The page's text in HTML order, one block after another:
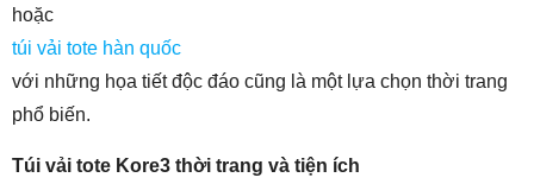
hoặc
túi vải tote hàn quốc
với những họa tiết độc đáo cũng là một lựa chọn thời trang
phổ biến.
Túi vải tote Kore3 thời trang và tiện ích